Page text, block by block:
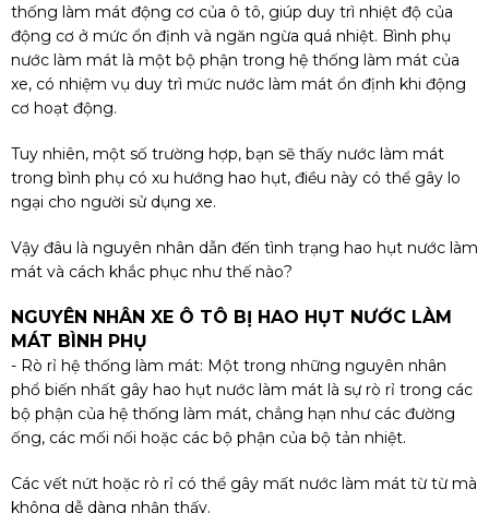
thống làm mát động cơ của ô tô, giúp duy trì nhiệt độ của
động cơ ở mức ổn định và ngăn ngừa quá nhiệt. Bình phụ
nước làm mát là một bộ phận trong hệ thống làm mát của
xe, có nhiệm vụ duy trì mức nước làm mát ổn định khi động
cơ hoạt động.
Tuy nhiên, một số trường hợp, bạn sẽ thấy nước làm mát
trong bình phụ có xu hướng hao hụt, điều này có thể gây lo
ngại cho người sử dụng xe.
Vậy đâu là nguyên nhân dẫn đến tình trạng hao hụt nước làm
mát và cách khắc phục như thế nào?
NGUYÊN NHÂN XE Ô TÔ BỊ HAO HỤT NƯỚC LÀM
MÁT BÌNH PHỤ
- Rò rỉ hệ thống làm mát: Một trong những nguyên nhân
phổ biến nhất gây hao hụt nước làm mát là sự rò rỉ trong các
bộ phận của hệ thống làm mát, chẳng hạn như các đường
ống, các mối nối hoặc các bộ phận của bộ tản nhiệt.
Các vết nứt hoặc rò rỉ có thể gây mất nước làm mát từ từ mà
không dễ dàng nhận thấy.